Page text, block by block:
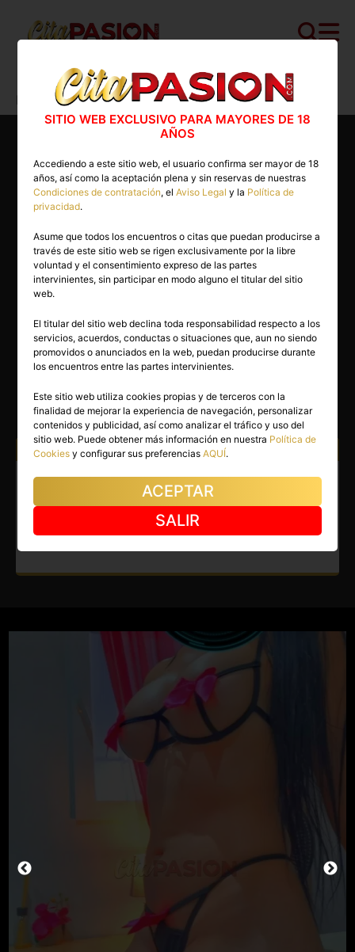
Cita PASION.COM>Escorts>Madrid>
Madrid capital>Sofía
24 años
SOFÍA
Madrid capital(Madrid)
(8)
Atiendo a: Hombres
Escort en Madrid capital.
Colombiana de ensueño en
Villaverde.
SITIO WEB EXCLUSIVO PARA MAYORES DE 18
AÑOS
Accediendo a este sitio web, el usuario confirma ser mayor de 18
años, así como la aceptación plena y sin reservas de nuestras
Condiciones de contratación, elAviso Legal y la Política de
privacidad.
Asume que todos los encuentros o citas que puedan producirse a
través de este sitio web se rigen exclusivamente por la libre
voluntad y el consentimiento expreso de las partes
intervinientes, sin participar en modo alguno el titular del sitio
web.
El titular del sitio web declina toda responsabilidad respecto a los
servicios, acuerdos, conductas o situaciones que, aun no siendo
promovidos o anunciados en la web, puedan producirse durante
los encuentros entre las partes intervinientes.
Este sitio web utiliza cookies propias y de terceros con la
finalidad de mejorar la experiencia de navegación, personalizar
contenidos y publicidad, así como analizar el tráfico y uso del
sitio web. Puede obtener más información en nuestra Política de
Cookies y configurar sus preferenciasAQUÍ.
ACEPTAR
SALIR